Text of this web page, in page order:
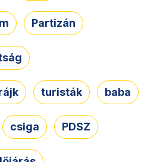
Partizán
turisták baba
csiga PDSZ